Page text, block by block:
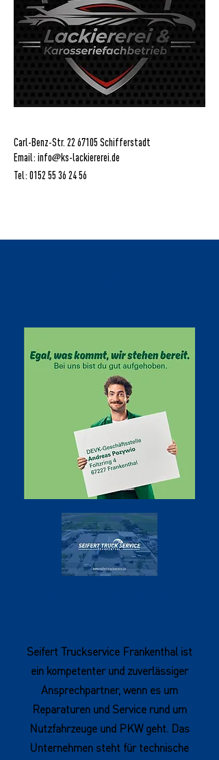
Carl-Benz-Str. 22 67105 Schifferstadt
Email: info@ks-lackiererei.de
Tel: 0152 55 36 24 56
Seifert Truckservice Frankenthal ist
ein kompetenter und zuverlässiger
Ansprechpartner, wenn es um
Reparaturen und Service rund um
Nutzfahrzeuge und PKW geht. Das
Unternehmen steht für technische